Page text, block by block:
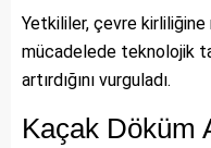
Yetkililer, çevre
mücadelede teknolojik
artırdığını vurguladı.
Kaçak Döküm